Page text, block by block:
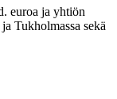
euroa ja yhtiön
Tukholmassa sekä